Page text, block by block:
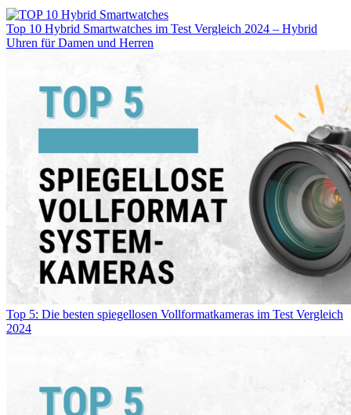
Top 10 Hybrid Smartwatches im Test Vergleich 2024 – Hybrid
Uhren für Damen und Herren
Top 5: Die besten spiegellosen Vollformatkameras im Test Vergleich
2024